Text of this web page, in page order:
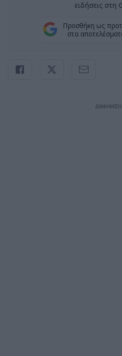
ειδήσεις στη
Προσθήκη ως
στα